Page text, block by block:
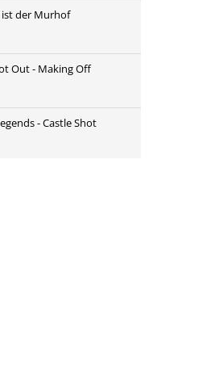
ist der Murhof
Out - Making Off
- Castle Shot